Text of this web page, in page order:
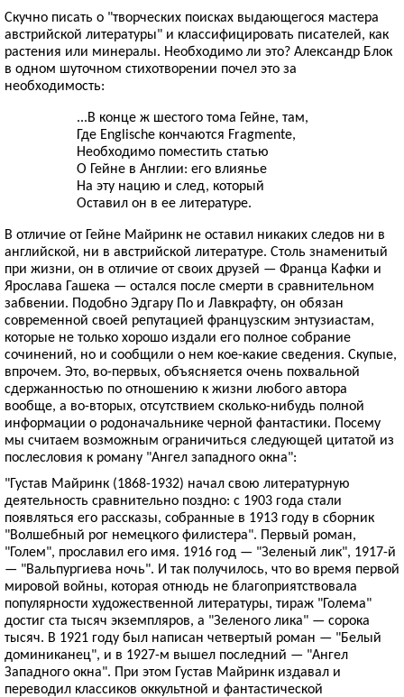
Скучно писать о "творческих поисках выдающегося мастера
австрийской литературы" и классифицировать писателей, как
растения или минералы. Необходимо ли это? Александр Блок
в одном шуточном стихотворении почел это за
необходимость:
...В конце ж шестого тома Гейне, там,
Где Englische кончаются Fragmente,
Необходимо поместить статью
О Гейне в Англии: его влиянье
На эту нацию и след, который
Оставил он в ее литературе.
В отличие от Гейне Майринк не оставил никаких следов ни в
английской, ни в австрийской литературе. Столь знаменитый
при жизни, он в отличие от своих друзей — Франца Кафки и
Ярослава Гашека — остался после смерти в сравнительном
забвении. Подобно Эдгару По и Лавкрафту, он обязан
современной своей репутацией французским энтузиастам,
которые не только хорошо издали его полное собрание
сочинений, но и сообщили о нем кое-какие сведения. Скупые,
впрочем. Это, во-первых, объясняется очень похвальной
сдержанностью по отношению к жизни любого автора
вообще, а во-вторых, отсутствием сколько-нибудь полной
информации о родоначальнике черной фантастики. Посему
мы считаем возможным ограничиться следующей цитатой из
послесловия к роману "Ангел западного окна":
"Густав Майринк (1868-1932) начал свою литературную
деятельность сравнительно поздно: с 1903 года стали
появляться его рассказы, собранные в 1913 году в сборник
"Волшебный рог немецкого филистера". Первый роман,
"Голем", прославил его имя. 1916 год — "Зеленый лик", 1917-й
— "Вальпургиева ночь". И так получилось, что во время первой
мировой войны, которая отнюдь не благоприятствовала
популярности художественной литературы, тираж "Голема"
достиг ста тысяч экземпляров, а "Зеленого лика" — сорока
тысяч. В 1921 году был написан четвертый роман — "Белый
доминиканец", и в 1927-м вышел последний — "Ангел
Западного окна". При этом Густав Майринк издавал и
переводил классиков оккультной и фантастической